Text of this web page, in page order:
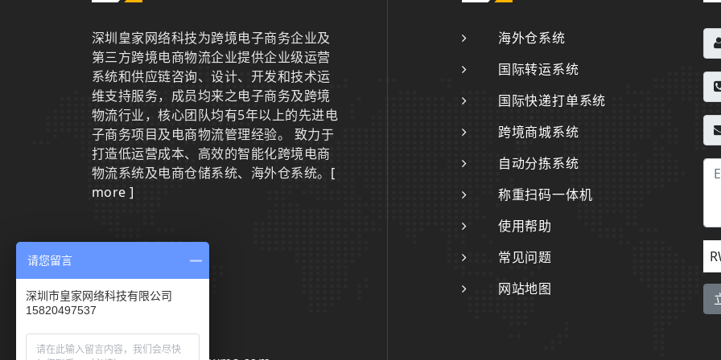
深圳皇家网络科技为跨境电子商务企业及
第三方跨境电商物流企业提供企业级运营
系统和供应链咨询、设计、开发和技术运
维支持服务，成员均来之电子商务及跨境
物流行业，核心团队均有5年以上的先进电
子商务项目及电商物流管理经验。 致力于
打造低运营成本、高效的智能化跨境电商
物流系统及电商仓储系统、海外仓系统。 [
more ]
联系我们
0755-29801942
海外仓系统
国际转运系统
国际快递打单系统
跨境商城系统
自动分拣系统
称重扫码一体机
使用帮助
常见问题
网站地图
请您留言
深圳市皇家网络科技有限公司
15820497537